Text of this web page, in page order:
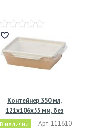
Контейнер 350 мл,
121х106х55 мм, без
окна,…
В наличии Арт: 111610